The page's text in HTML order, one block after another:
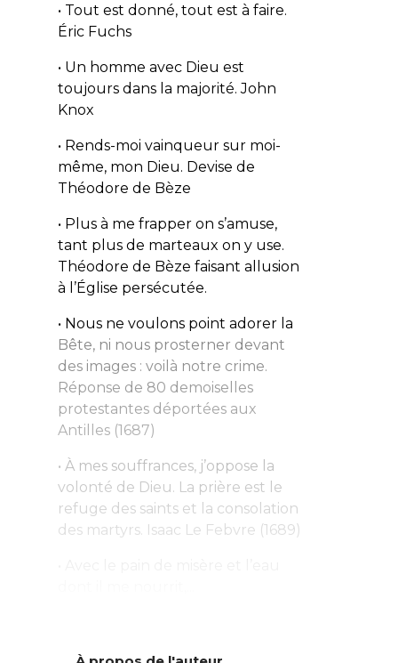
• Tout est donné, tout est à faire.
Éric Fuchs
• Un homme avec Dieu est
toujours dans la majorité.John
Knox
• Rends-moi vainqueur sur moi-
même, mon Dieu. Devise de
Théodore de Bèze
• Plus à me frapper on s’amuse,
tant plus de marteaux on y use.
Théodore de Bèze faisant allusion
à l’Église persécutée.
• Nous ne voulons point adorer la
Bête, ni nous prosterner devant
des images : voilà notre crime.
Réponse de 80 demoiselles
protestantes déportées aux
Antilles (1687)
• À mes souffrances, j’oppose la
volonté de Dieu. La prière est le
refuge des saints et la consolation
des martyrs. Isaac Le Febvre (1689)